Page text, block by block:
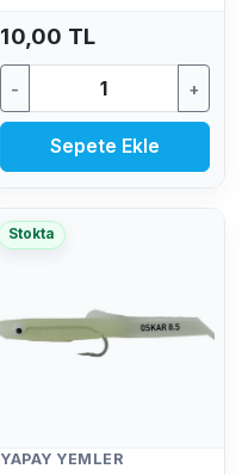
10,00 TL
- +
Sepete Ekle
Stokta
YAPAY YEMLER